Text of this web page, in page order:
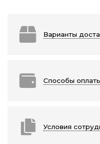
Варианты
Способы
Условия